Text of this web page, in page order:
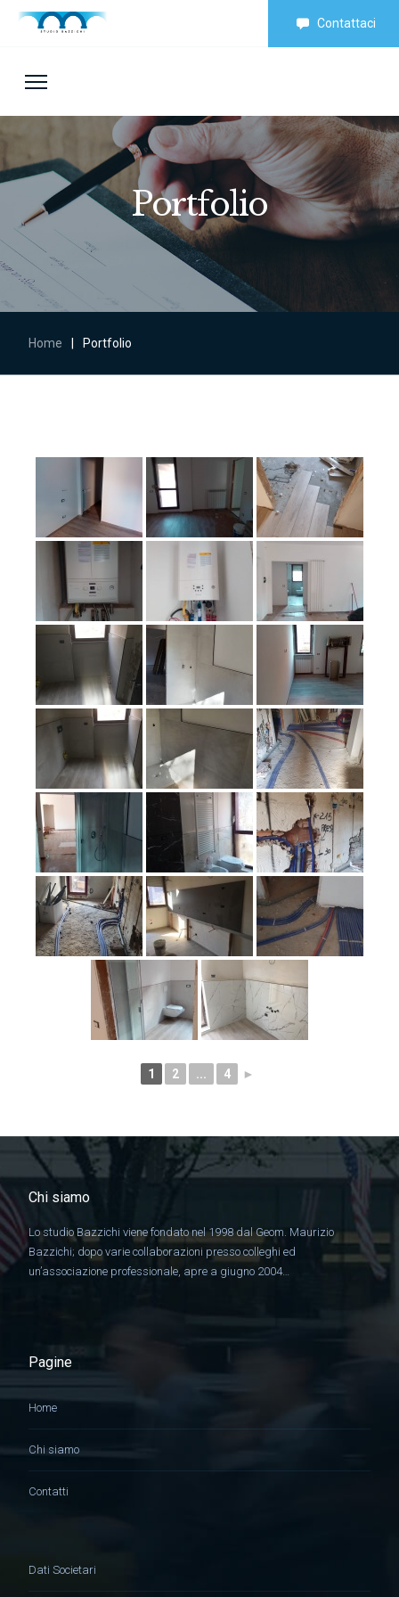
Contattaci
Portfolio
Home Portfolio
1 2 ... 4 ►
Chi siamo
Lo studio Bazzichi viene fondato nel 1998 dal Geom. Maurizio
Bazzichi; dopo varie collaborazioni presso colleghi ed
un’associazione professionale, apre a giugno 2004…
Pagine
Home
Chi siamo
Contatti
Dati Societari